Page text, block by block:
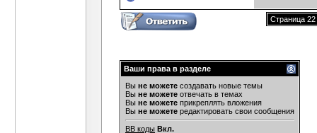
Страница 22
Ваши права в разделе
Вы не можете создавать новые темы
Вы не можете отвечать в темах
Вы не можете прикреплять вложения
Вы не можете редактировать свои сообщения
BB коды Вкл.